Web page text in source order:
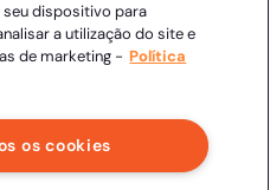
direitos reservados.
dispositivo para
a utilização do site e
de marketing - Política
os cookies